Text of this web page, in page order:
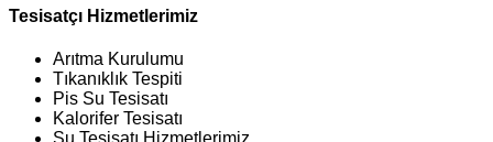
Tesisatçı Hizmetlerimiz
Arıtma Kurulumu
Tıkanıklık Tespiti
Pis Su Tesisatı
Kalorifer Tesisatı